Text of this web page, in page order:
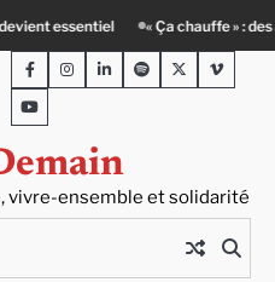
du batiment face au défi
vivre-ensemble et solidarité
FacebookInstagram
LinkedInSpotifyTwitterViméo
Youtube